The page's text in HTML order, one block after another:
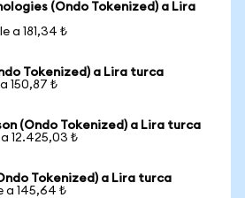
(Ondo Tokenized) a Lira
a 181,34 ₺
Tokenized) a Lira turca
150,87 ₺
(Ondo Tokenized) a Lira turca
12.425,03 ₺
Tokenized) a Lira turca
a 145,64 ₺